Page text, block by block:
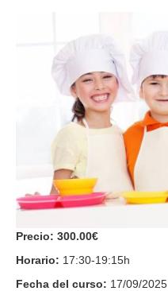
Precio: 300.00€
Horario: 17:30-19:15h
Fecha del curso: 17/09/2025